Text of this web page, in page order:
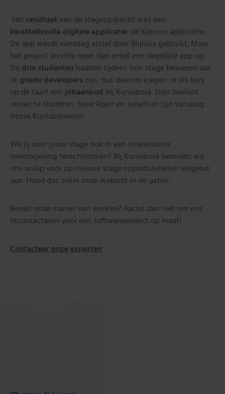
Het resultaat van de stageopdracht was een
kwaliteitsvolle digitale applicatie: de Kokono applicatie.
De app wordt vandaag actief door Blijhuis gebruikt. Maar
het project leverde meer dan enkel een degelijke app op.
De drie studenten hadden tijdens hun stage bewezen dat
ze goede developers zijn, dus daarom kregen ze als kers
op de taart een jobaanbod bij Kunlabora. Stan besloot
verder te studeren, maar Rojin en Jonathan zijn vandaag
trotse Kunlaboranten.
Wil jij voor jouw stage ook in een interessante
leeromgeving terechtkomen? Bij Kunlabora bereiden we
ons volop voor op nieuwe stage opportuniteiten volgend
jaar. Houd dus zeker onze website in de gaten.
Bevalt onze manier van werken? Aarzel dan niet om ons
tecontacteren voor een softwareproject op maat!
Contacteer onze experten